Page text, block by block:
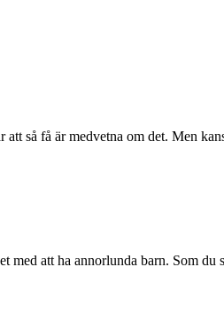
att så få är medvetna om det. Men
med att ha annorlunda barn. Som